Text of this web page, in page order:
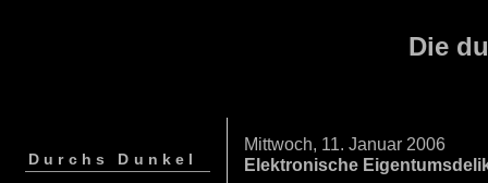
Die
Durchs Dunkel
Mittwoch, 11. Januar 2006
Elektronische